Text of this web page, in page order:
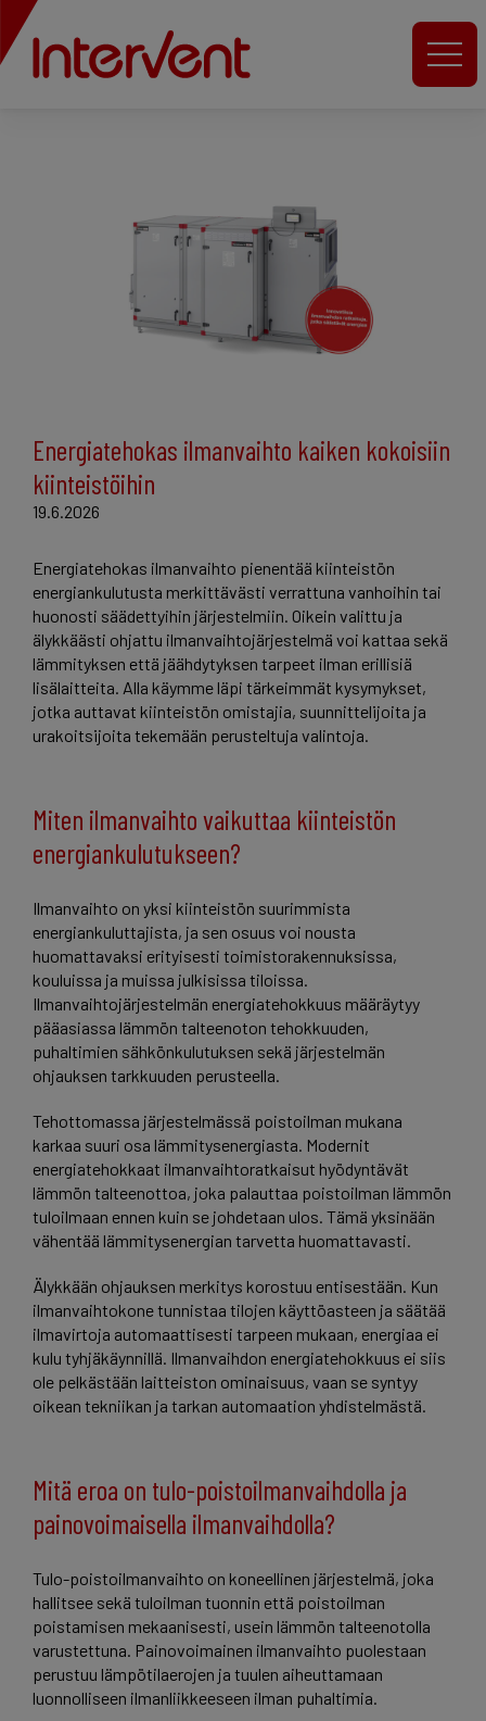
Energiatehokas ilmanvaihto kaiken kokoisiin
kiinteistöihin
19.6.2026
Energiatehokas ilmanvaihto pienentää kiinteistön
energiankulutusta merkittävästi verrattuna vanhoihin tai
huonosti säädettyihin järjestelmiin. Oikein valittu ja
älykkäästi ohjattu ilmanvaihtojärjestelmä voi kattaa sekä
lämmityksen että jäähdytyksen tarpeet ilman erillisiä
lisälaitteita. Alla käymme läpi tärkeimmät kysymykset,
jotka auttavat kiinteistön omistajia, suunnittelijoita ja
urakoitsijoita tekemään perusteltuja valintoja.
Miten ilmanvaihto vaikuttaa kiinteistön
energiankulutukseen?
Ilmanvaihto on yksi kiinteistön suurimmista
energiankuluttajista, ja sen osuus voi nousta
huomattavaksi erityisesti toimistorakennuksissa,
kouluissa ja muissa julkisissa tiloissa.
Ilmanvaihtojärjestelmän energiatehokkuus määräytyy
pääasiassa lämmön talteenoton tehokkuuden,
puhaltimien sähkönkulutuksen sekä järjestelmän
ohjauksen tarkkuuden perusteella.
Tehottomassa järjestelmässä poistoilman mukana
karkaa suuri osa lämmitysenergiasta. Modernit
energiatehokkaat ilmanvaihtoratkaisut hyödyntävät
lämmön talteenottoa, joka palauttaa poistoilman lämmön
tuloilmaan ennen kuin se johdetaan ulos. Tämä yksinään
vähentää lämmitysenergian tarvetta huomattavasti.
Älykkään ohjauksen merkitys korostuu entisestään. Kun
ilmanvaihtokone tunnistaa tilojen käyttöasteen ja säätää
ilmavirtoja automaattisesti tarpeen mukaan, energiaa ei
kulu tyhjäkäynnillä. Ilmanvaihdon energiatehokkuus ei siis
ole pelkästään laitteiston ominaisuus, vaan se syntyy
oikean tekniikan ja tarkan automaation yhdistelmästä.
Mitä eroa on tulo-poistoilmanvaihdolla ja
painovoimaisella ilmanvaihdolla?
Tulo-poistoilmanvaihto on koneellinen järjestelmä, joka
hallitsee sekä tuloilman tuonnin että poistoilman
poistamisen mekaanisesti, usein lämmön talteenotolla
varustettuna. Painovoimainen ilmanvaihto puolestaan
perustuu lämpötilaerojen ja tuulen aiheuttamaan
luonnolliseen ilmanliikkeeseen ilman puhaltimia.